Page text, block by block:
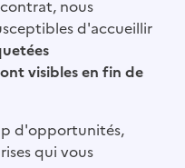
nous
d'accueillir
visibles en fin de
d'opportunités,
qui vous